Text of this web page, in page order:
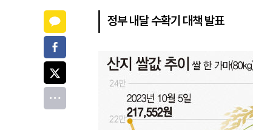
정부 내달 수확기 대책 발표